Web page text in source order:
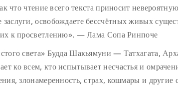
что чтение всего текста приносит
освобождаете бессчётных живых
к просветлению». — Лама Сопа Ринпоче
света» Будда Шакьямуни — Татхагата,
ко всем, кто испытывает несчастья и
злонамеренность, страх, кошмары и другие